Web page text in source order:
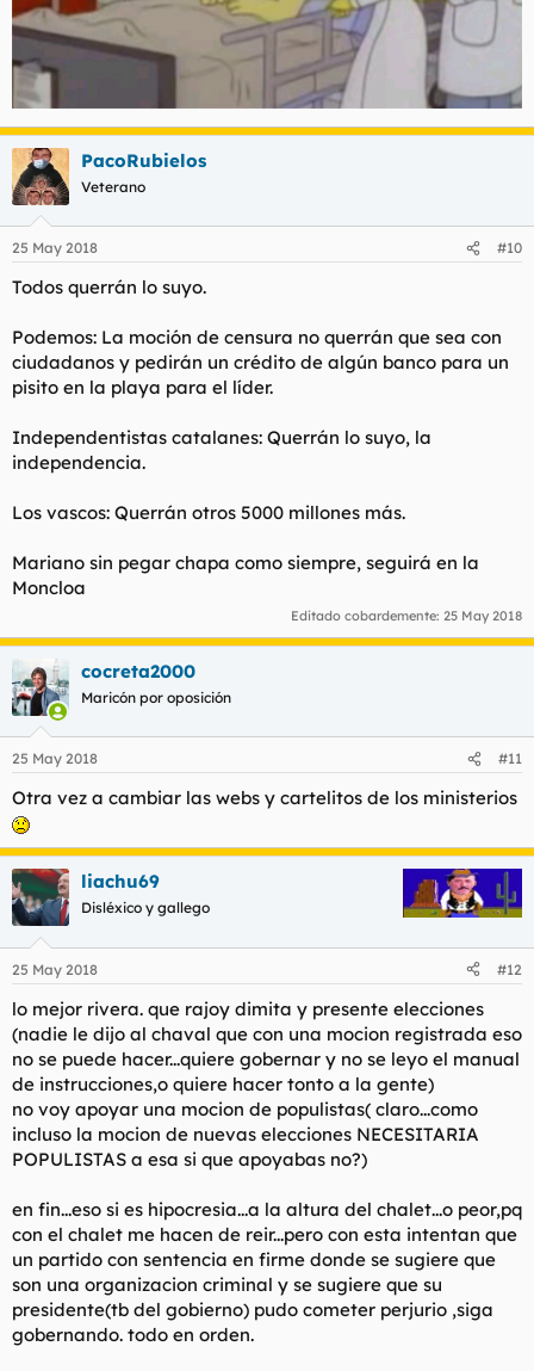
PacoRubielos
Veterano
25 May 2018 #10
Todos querrán lo suyo.
Podemos: La moción de censura no querrán que sea con
ciudadanos y pedirán un crédito de algún banco para un
pisito en la playa para el líder.
Independentistas catalanes: Querrán lo suyo, la
independencia.
Los vascos: Querrán otros 5000 millones más.
Mariano sin pegar chapa como siempre, seguirá en la
Moncloa
Editado cobardemente: 25 May 2018
cocreta2000
Maricón por oposición
25 May 2018 #11
Otra vez a cambiar las webs y cartelitos de los ministerios
liachu69
Disléxico y gallego
25 May 2018 #12
lo mejor rivera. que rajoy dimita y presente elecciones
(nadie le dijo al chaval que con una mocion registrada eso
no se puede hacer...quiere gobernar y no se leyo el manual
de instrucciones,o quiere hacer tonto a la gente)
no voy apoyar una mocion de populistas( claro...como
incluso la mocion de nuevas elecciones NECESITARIA
POPULISTAS a esa si que apoyabas no?)
en fin...eso si es hipocresia...a la altura del chalet...o peor,pq
con el chalet me hacen de reir...pero con esta intentan que
un partido con sentencia en firme donde se sugiere que
son una organizacion criminal y se sugiere que su
presidente(tb del gobierno) pudo cometer perjurio ,siga
gobernando. todo en orden.